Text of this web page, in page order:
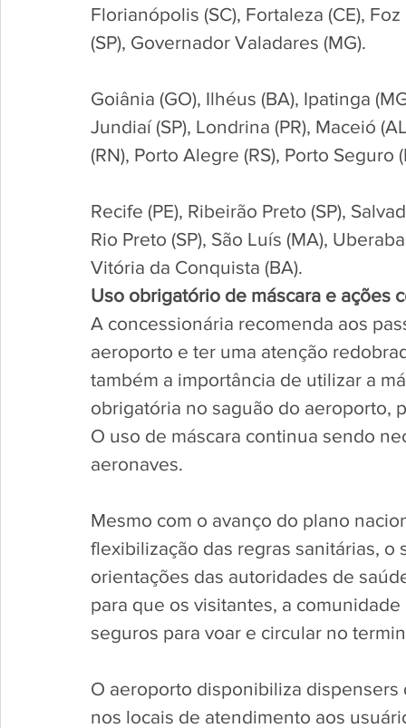
Florianópolis (SC), Fortaleza (CE),
(SP), Governador Valadares (MG).
Goiânia (GO), Ilhéus (BA), Ipatinga
Jundiaí (SP), Londrina (PR), Maceió
(RN), Porto Alegre (RS), Porto Seguro
Recife (PE), Ribeirão Preto (SP),
Rio Preto (SP), São Luís (MA),
Vitória da Conquista (BA).
Uso obrigatório de máscara e ações
A concessionária recomenda aos
aeroporto e ter uma atenção
também a importância de utilizar a
obrigatória no saguão do aeroporto,
O uso de máscara continua sendo
aeronaves.
Mesmo com o avanço do plano
flexibilização das regras sanitárias,
orientações das autoridades de
para que os visitantes, a
seguros para voar e circular no
O aeroporto disponibiliza
nos locais de atendimento aos